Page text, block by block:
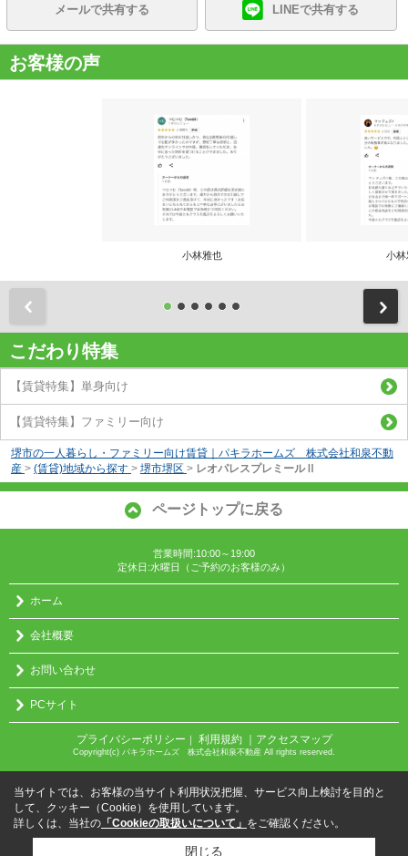
メールで共有する LINEで共有する
お客様の声
小林雅也 小林
こだわり特集
【賃貸特集】単身向け
【賃貸特集】ファミリー向け
堺市の一人暮らし・ファミリー向け賃貸｜パキラホームズ 株式会社和泉不動
産 > (賃貸)地域から探す > 堺市堺区 > レオパレスプレミールⅡ
ページトップに戻る
営業時間:10:00～19:00
定休日:水曜日（ご予約のお客様のみ）
ホーム
会社概要
お問い合わせ
PCサイト
プライバシーポリシー 利用規約 ｜アクセスマップ
Copyright(c) パキラホームズ 株式会社和泉不動産 All rights reserved.
当サイトでは、お客様の当サイト利用状況把握、サービス向上検討を目的と
して、クッキー（Cookie）を使用しています。
詳しくは、当社の 「Cookieの取扱いについて」 をご確認ください。
閉じる